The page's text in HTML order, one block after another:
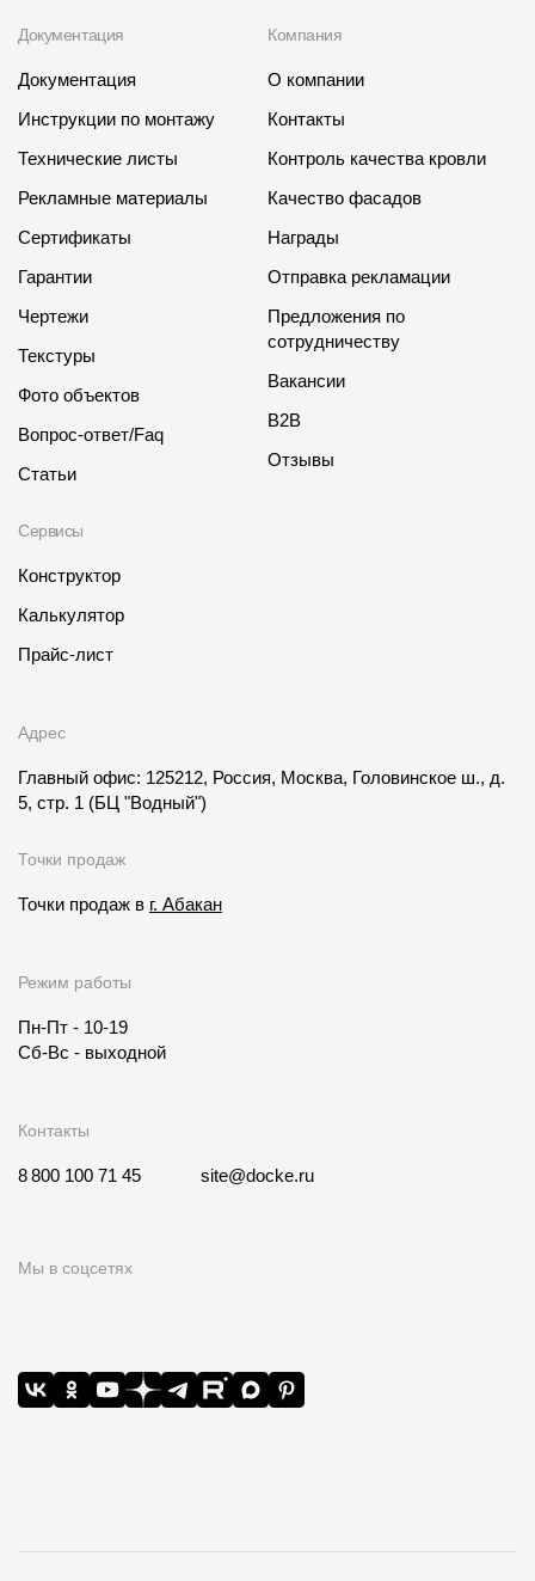
Документация
Документация
Инструкции по монтажу
Технические листы
Рекламные материалы
Сертификаты
Гарантии
Чертежи
Текстуры
Фото объектов
Вопрос-ответ/Faq
Статьи
Сервисы
Конструктор
Калькулятор
Прайс-лист
Компания
О компании
Контакты
Контроль качества кровли
Качество фасадов
Награды
Отправка рекламации
Предложения по
сотрудничеству
Вакансии
B2B
Отзывы
Адрес
Главный офис: 125212, Россия, Москва, Головинское ш., д.
5, стр. 1 (БЦ "Водный")
Точки продаж
Точки продаж в г. Абакан
Режим работы
Пн-Пт - 10-19
Сб-Вс - выходной
Контакты
8 800 100 71 45 site@docke.ru
Мы в соцсетях